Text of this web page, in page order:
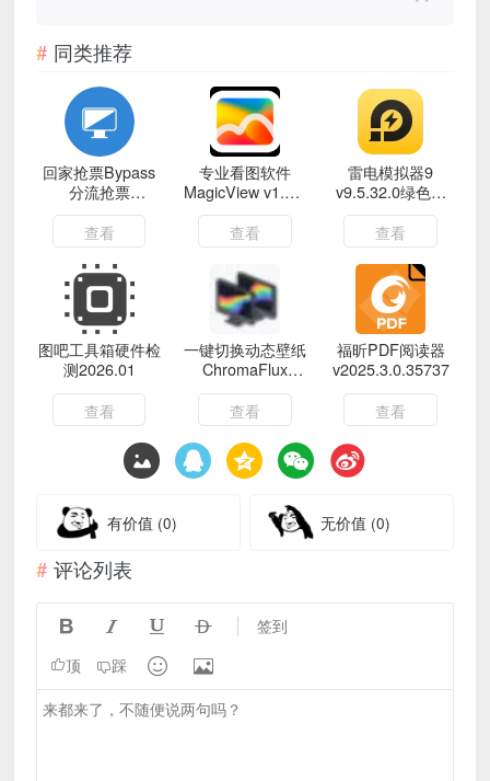
同类推荐
回家抢票Bypass
分流抢票
v1.16.68绿色版
查看
专业看图软件
MagicView v1.5.1
绿色版
查看
雷电模拟器9
v9.5.32.0绿色纯
净版
查看
图吧工具箱硬件检
测2026.01
查看
一键切换动态壁纸
ChromaFlux
v0.1.1绿色版
查看
福昕PDF阅读器
v2025.3.0.35737
查看
有价值 (0) 无价值 (0)
评论列表
    签到
顶 踩  